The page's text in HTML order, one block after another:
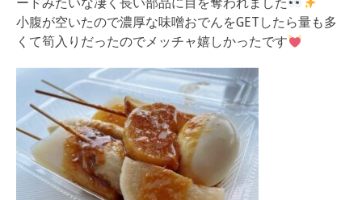
ードみたいな凄く長い部品に目を奪われました
小腹が空いたので濃厚な味噌おでんをGETしたら量も多
くて筍入りだったのでメッチャ嬉しかったです